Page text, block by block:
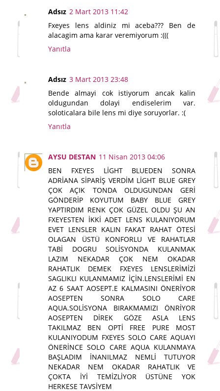
Adsız 2 Mart 2013 11:42
Fxeyes lens aldiniz mi aceba??? Ben de
alacagim ama karar veremiyorum :(((
Yanıtla
Adsız 3 Mart 2013 23:48
Bende almayi cok istiyorum ancak kalin
oldugundan dolayi endiselerim var.
soloticalara bile lens mi diye soruyorlar. :(
Yanıtla
AYSU DESTAN 11 Nisan 2013 04:06
BEN FXEYES LİGHT BLUEDEN SONRA
ADRİANA SİPARİŞ VERDİM LİGHT BLUE GREY
ÇOK AÇIK TONDA OLDUGUNDAN GERİ
GÖNDERİP KOYUTUM BABY BLUE GREY
YAPTIRDIM RENK ÇOK GÜZEL OLDU ŞU AN
FXEYESTEN İKKİ ADET LENS KULANIYORUM
EVET LENSLER KALIN FAKAT RAHAT ÖTESİ
OLAGAN ÜSTÜ KONFORLU VE RAHATLAR
TABİ DOGRU SOLİSYONDA KULANMAK
LAZIM NEKADAR ÇOK NEM OKADAR
RAHATLIK DEMEK FXEYES LENSLERİMİZİ
SAGLIKLI KULANMAMIZ İÇİN.LENSLERİMİ EN
AZ 6 SAAT AOSEPT.E KALMASINI ÖNERİYOR
AOSEPTEN SONRA SOLO CARE
AQUA.SOLİSYONA BIRAKMAMIZI ÖNRİYOR
AOSEPTEN DİREK GÖZE ASLA LENS
TAKILMAZ BEN OPTİ FREE PURE MOST
KULANIYODUM FXEYES SOLO CARE AQUAYI
ÖNERİNCE SOLO CARE AQUA KULANMAYA
BAŞLADIM İNANILMAZ NEMLİ TUTUYOR
NEKADAR NEM OKADAR RAHATLIK VE
ÇOKTA İYİ TEMİZLİYOR ÜSTÜNE YOK
HERKESE TAVSİYEM